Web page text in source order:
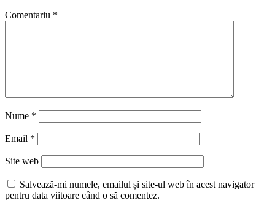
Comentariu *
Nume *
Email *
Site web
Salvează-mi numele, emailul și site-ul web în acest navigator
pentru data viitoare când o să comentez.